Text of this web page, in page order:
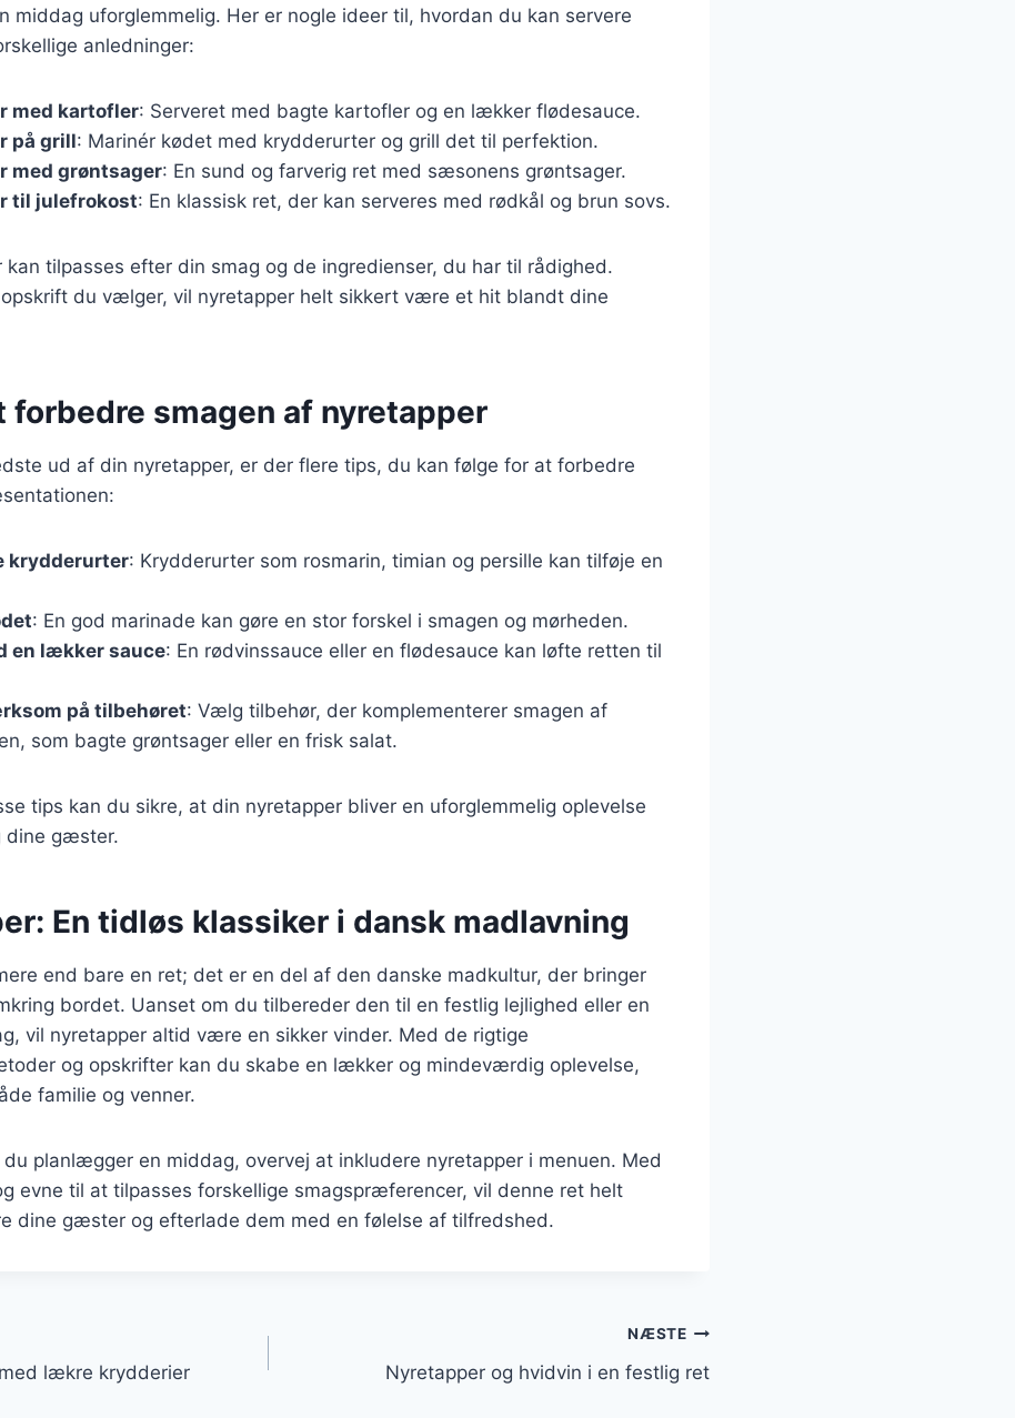
middag uforglemmelig. Her er nogle ideer til, hvordan du kan servere
anledninger:
med kartofler: Serveret med bagte kartofler og en lækker flødesauce.
på grill: Marinér kødet med krydderurter og grill det til perfektion.
med grøntsager: En sund og farverig ret med sæsonens grøntsager.
til julefrokost: En klassisk ret, der kan serveres med rødkål og brun sovs.
kan tilpasses efter din smag og de ingredienser, du har til rådighed.
du vælger, vil nyretapper helt sikkert være et hit blandt dine
forbedre smagen af nyretapper
ud af din nyretapper, er der flere tips, du kan følge for at forbedre
krydderurter: Krydderurter som rosmarin, timian og persille kan tilføje en
: En god marinade kan gøre en stor forskel i smagen og mørheden.
en lækker sauce: En rødvinssauce eller en flødesauce kan løfte retten til
på tilbehøret: Vælg tilbehør, der komplementerer smagen af
som bagte grøntsager eller en frisk salat.
tips kan du sikre, at din nyretapper bliver en uforglemmelig oplevelse
dine gæster.
En tidløs klassiker i dansk madlavning
end bare en ret; det er en del af den danske madkultur, der bringer
bordet. Uanset om du tilbereder den til en festlig lejlighed eller en
vil nyretapper altid være en sikker vinder. Med de rigtige
og opskrifter kan du skabe en lækker og mindeværdig oplevelse,
familie og venner.
planlægger en middag, overvej at inkludere nyretapper i menuen. Med
evne til at tilpasses forskellige smagspræferencer, vil denne ret helt
dine gæster og efterlade dem med en følelse af tilfredshed.
lækre krydderier
NÆSTE
Nyretapper og hvidvin i en festlig ret